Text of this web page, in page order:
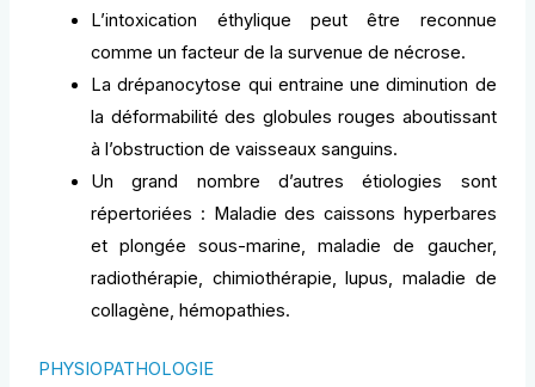
L’intoxication éthylique peut être reconnue
comme un facteur de la survenue de nécrose.
La drépanocytose qui entraine une diminution de
la déformabilité des globules rouges aboutissant
à l’obstruction de vaisseaux sanguins.
Un grand nombre d’autres étiologies sont
répertoriées : Maladie des caissons hyperbares
et plongée sous-marine, maladie de gaucher,
radiothérapie, chimiothérapie, lupus, maladie de
collagène, hémopathies.
PHYSIOPATHOLOGIE